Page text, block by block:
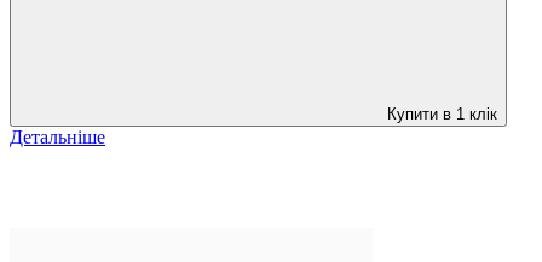
Купити в 1 клік
Детальніше